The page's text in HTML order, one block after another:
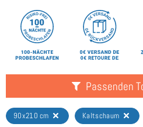
Passenden
90x210 cm Kaltschaum